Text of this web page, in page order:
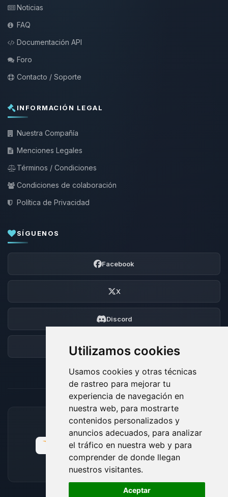
Utilizamos cookies
Usamos cookies y otras técnicas
de rastreo para mejorar tu
experiencia de navegación en
nuestra web, para mostrarte
contenidos personalizados y
anuncios adecuados, para analizar
el tráfico en nuestra web y para
comprender de donde llegan
nuestros visitantes.
Aceptar
Noticias
FAQ
Documentación API
Foro
Contacto / Soporte
INFORMACIÓN LEGAL
Nuestra Compañía
Menciones Legales
Términos / Condiciones
Condiciones de colaboración
Política de Privacidad
SÍGUENOS
Facebook
X
Discord
Foro
MÉTODOS DE PAGO ACEPTADOS
🍪